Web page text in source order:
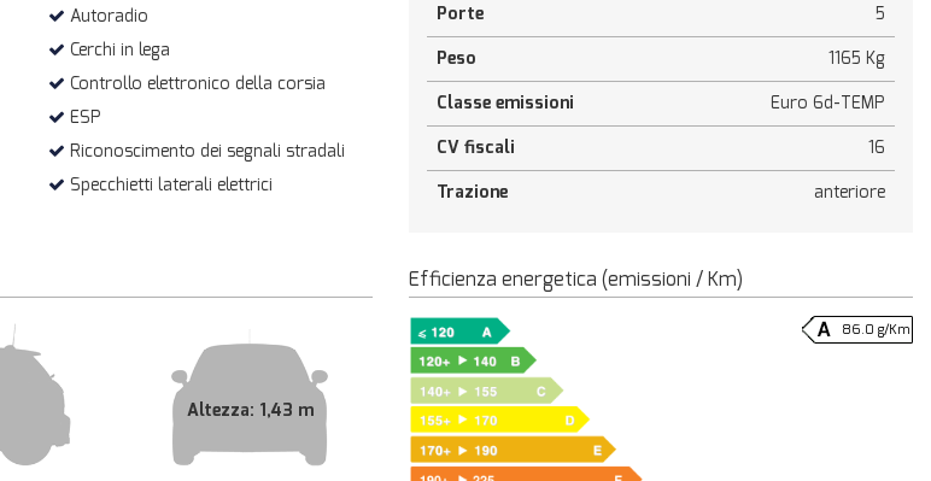
Autoradio
Cerchi in lega
Controllo elettronico della corsia
ESP
Riconoscimento dei segnali stradali
Specchietti laterali elettrici
Porte
5
Peso
1165 Kg
Classe emissioni
Euro 6d-TEMP
CV fiscali
16
Trazione
anteriore
Altezza: 1,43 m
Efficienza energetica (emissioni / Km)
86.0 g/Km